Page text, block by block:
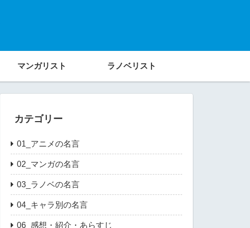
マンガリスト ラノベリスト
カテゴリー
01_アニメの名言
02_マンガの名言
03_ラノベの名言
04_キャラ別の名言
06_感想・紹介・あらすじ